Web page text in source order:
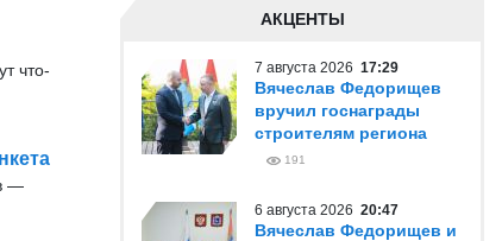
что-
—
АКЦЕНТЫ
7 августа 2026 17:29
Вячеслав Федорищев
вручил госнаграды
строителям региона
191
6 августа 2026 20:47
Вячеслав Федорищев и